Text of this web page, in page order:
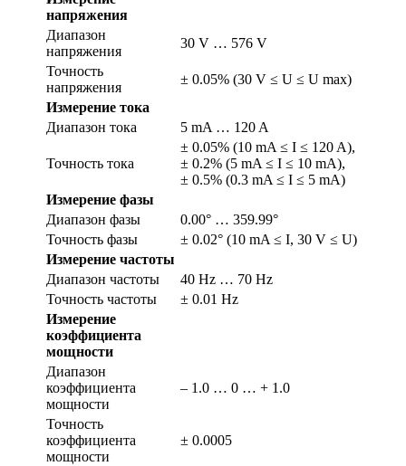
напряжения
Диапазон
напряжения
30 V … 576 V
Точность
напряжения
± 0.05% (30 V ≤ U ≤ U max)
Измерение тока
Диапазон тока
5 mA … 120 A
Точность тока
± 0.05% (10 mA ≤ I ≤ 120 A),
± 0.2% (5 mA ≤ I ≤ 10 mA),
± 0.5% (0.3 mA ≤ I ≤ 5 mA)
Измерение фазы
Диапазон фазы
0.00° … 359.99°
Точность фазы
± 0.02° (10 mA ≤ I, 30 V ≤ U)
Измерение частоты
Диапазон частоты
40 Hz … 70 Hz
Точность частоты
± 0.01 Hz
Измерение
коэффициента
мощности
Диапазон
коэффициента
мощности
– 1.0 … 0 … + 1.0
Точность
коэффициента
мощности
± 0.0005